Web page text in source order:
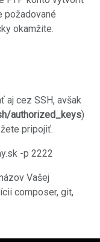
požadované
okamžite.
aj cez SSH, avšak
authorized_keys)
pripojiť.
-p 2222
Vašej
composer, git,